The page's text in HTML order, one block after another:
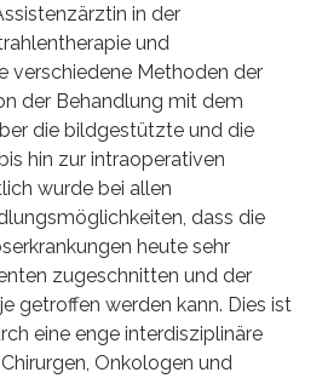
in der
und
verschiedene Methoden der
der Behandlung mit dem
die bildgestützte und die
hin zur intraoperativen
wurde bei allen
dass die
heute sehr
zugeschnitten und der
getroffen werden kann. Dies ist
eine enge interdisziplinäre
Onkologen und